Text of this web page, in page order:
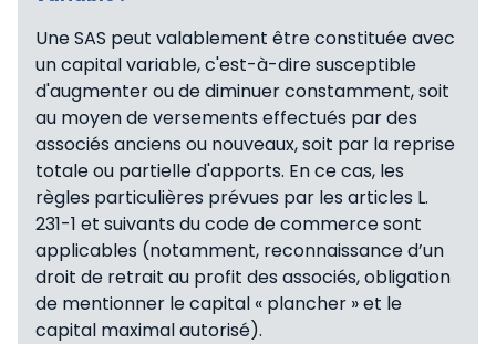
Une SAS peut valablement être constituée avec
un capital variable, c'est-à-dire susceptible
d'augmenter ou de diminuer constamment, soit
au moyen de versements effectués par des
associés anciens ou nouveaux, soit par la reprise
totale ou partielle d'apports. En ce cas, les
règles particulières prévues par les articles L.
231-1 et suivants du code de commerce sont
applicables (notamment, reconnaissance d’un
droit de retrait au profit des associés, obligation
de mentionner le capital « plancher » et le
capital maximal autorisé).